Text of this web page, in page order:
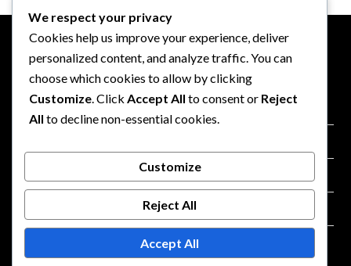
JURIDISK
Politik for databeskyttelse
We respect your privacy
Cookies help us improve your experience, deliver
personalized content, and analyze traffic. You can
choose which cookies to allow by clicking
Customize . Click Accept All to consent or Reject
All to decline non-essential cookies.
Customize
Reject All
Accept All